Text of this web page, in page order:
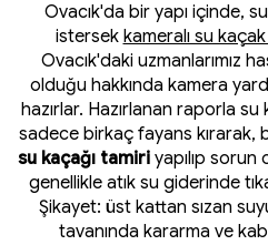
Ovacık'da bir yapı içinde,
istersek kameralı su
Ovacık'daki uzmanlarımız
olduğu hakkında kamera
hazırlar. Hazırlanan raporla
sadece birkaç fayans kırarak,
su kaçağı tamiriyapılıp sorun
genellikle atık su giderinde
Şikayet: üst kattan sızan
tavanında kararma ve